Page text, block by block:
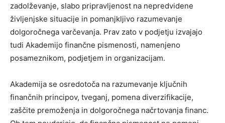
zadolževanje, slabo pripravljenost na nepredvidene
življenjske situacije in pomanjkljivo razumevanje
dolgoročnega varčevanja. Prav zato v podjetju izvajajo
tudi Akademijo finančne pismenosti, namenjeno
posameznikom, podjetjem in organizacijam.
Akademija se osredotoča na razumevanje ključnih
finančnih principov, tveganj, pomena diverzifikacije,
zaščite premoženja in dolgoročnega načrtovanja financ.